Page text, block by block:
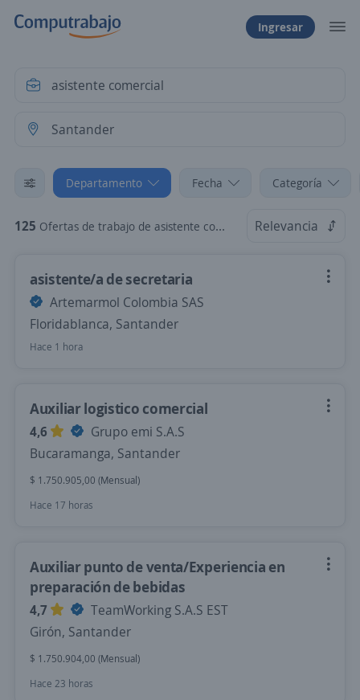
Ingresar
Departamento Fecha Categoría
125 Ofertas de trabajo de asistente comercial en Santander Relevancia
asistente/a de secretaria
Artemarmol Colombia SAS
Floridablanca, Santander
Hace 1 hora
Auxiliar logistico comercial
4,6
Grupo emi S.A.S
Bucaramanga, Santander
$ 1.750.905,00 (Mensual)
Hace 17 horas
Auxiliar punto de venta/Experiencia en
preparación de bebidas
4,7
TeamWorking S.A.S EST
Girón, Santander
$ 1.750.904,00 (Mensual)
Hace 23 horas